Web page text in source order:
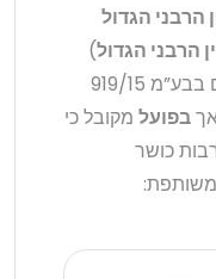
)
היא כי בתי הדין אמנם אינם רואים בבע”מ 919/15
בפועל מקובל כי
כושר